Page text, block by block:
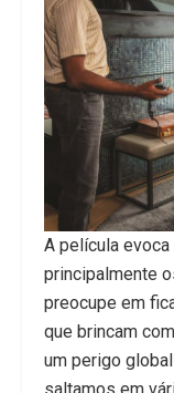
A película
principalmente
preocupe em
que brincam
um perigo